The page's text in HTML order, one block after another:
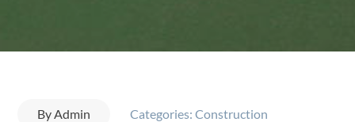
ByAdmin Categories:Construction